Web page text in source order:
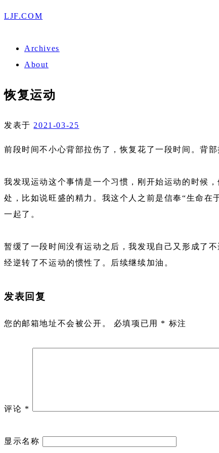
LJF.COM
Archives
About
恢复运动
发表于 2021-03-25
前段时间不小心背部拉伤了，恢复花了一段时间。背
我发现运动这个事情是一个习惯，刚开始运动的时候
处，比如说旺盛的精力。我这个人之前是信奉“生命
一起了。
暂缓了一段时间没有运动之后，我发现自己又形成了
经逆转了不运动的惯性了。后续继续加油。
发表回复
您的邮箱地址不会被公开。 必填项已用 * 标注
评论 *
显示名称